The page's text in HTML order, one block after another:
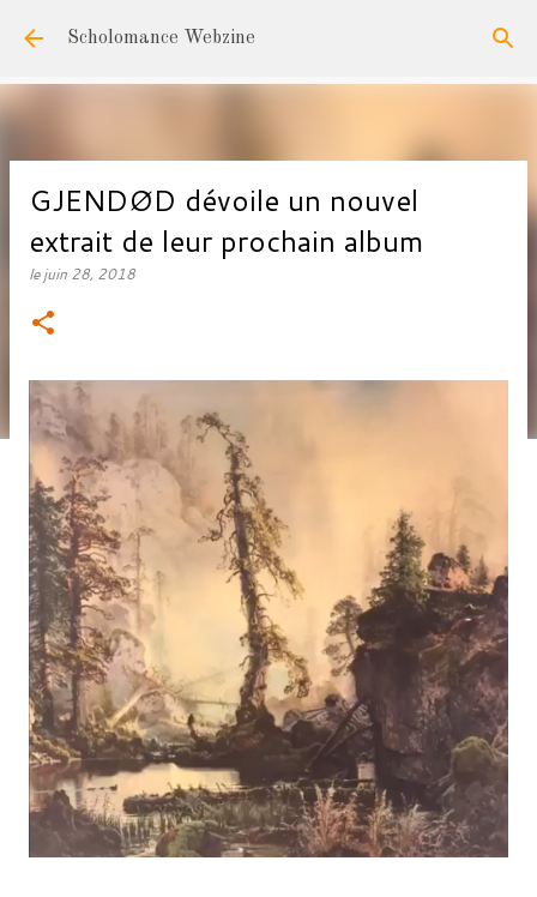
Accéder au contenu principal
Scholomance Webzine
GJENDØD dévoile un nouvel
extrait de leur prochain album
lejuin 28, 2018